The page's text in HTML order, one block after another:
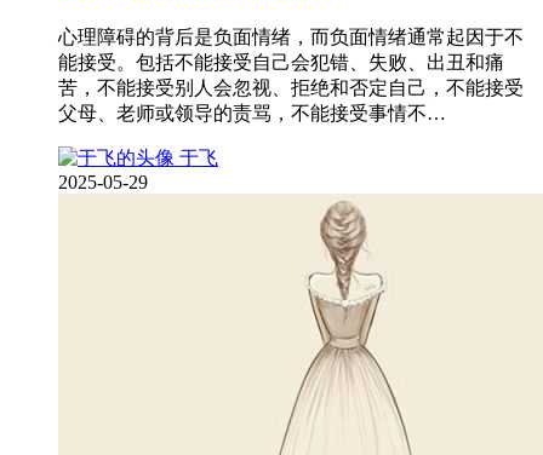
心理障碍的背后是负面情绪，而负面情绪通常起因于不
能接受。包括不能接受自己会犯错、失败、出丑和痛
苦，不能接受别人会忽视、拒绝和否定自己，不能接受
父母、老师或领导的责骂，不能接受事情不…
于飞
2025-05-29